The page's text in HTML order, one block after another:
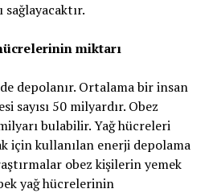
miktarı
depolanır. Ortalama bir insan
sayısı 50 milyardır. Obez
bulabilir. Yağ hücreleri
için kullanılan enerji depolama
obez kişilerin yemek
yağ hücrelerinin